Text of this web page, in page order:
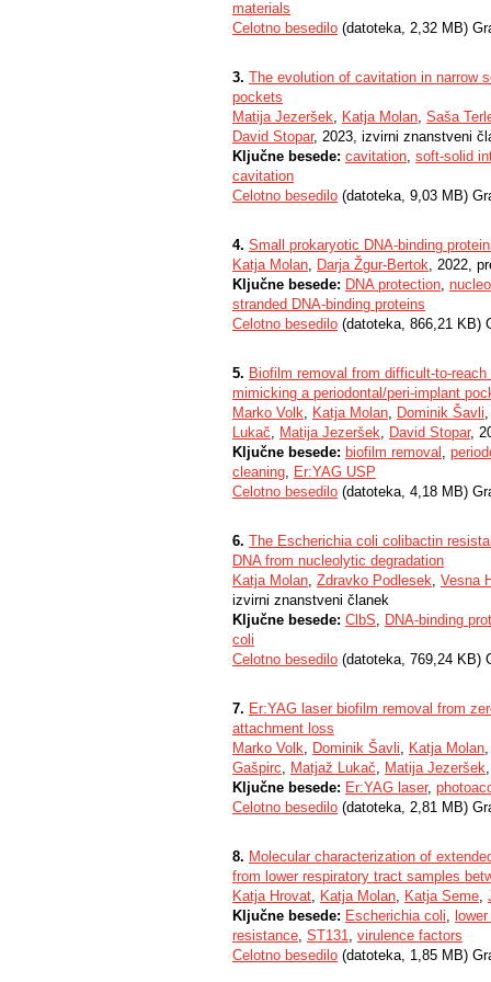
materials
Celotno besedilo (datoteka, 2,32 MB)
3. The evolution of cavitation in narrow
pockets
Matija Jezeršek, Katja Molan, Saša
David Stopar, 2023, izvirni znanstveni
Ključne besede: cavitation, soft-solid
cavitation
Celotno besedilo (datoteka, 9,03 MB)
4. Small prokaryotic DNA-binding
Katja Molan, Darja Žgur-Bertok, 2022,
Ključne besede: DNA protection,
stranded DNA-binding proteins
Celotno besedilo (datoteka, 866,21 KB)
5. Biofilm removal from difficult-to-
mimicking a periodontal/peri-implant
Marko Volk, Katja Molan, Dominik Šavli
Lukač, Matija Jezeršek, David Stopar,
Ključne besede: biofilm removal ,
cleaning, Er:YAG USP
Celotno besedilo (datoteka, 4,18 MB)
6. The Escherichia coli colibactin
DNA from nucleolytic degradation
Katja Molan, Zdravko Podlesek, Vesna
izvirni znanstveni članek
Ključne besede: ClbS, DNA-binding
coli
Celotno besedilo (datoteka, 769,24 KB)
7. Er:YAG laser biofilm removal from
attachment loss
Marko Volk, Dominik Šavli, Katja Molan
Gašpirc, Matjaž Lukač, Matija Jezeršek
Ključne besede: Er:YAG laser,
Celotno besedilo (datoteka, 2,81 MB)
8. Molecular characterization of
from lower respiratory tract samples
Katja Hrovat, Katja Molan, Katja Seme,
Ključne besede: Escherichia coli,
resistance, ST131, virulence factors
Celotno besedilo (datoteka, 1,85 MB)